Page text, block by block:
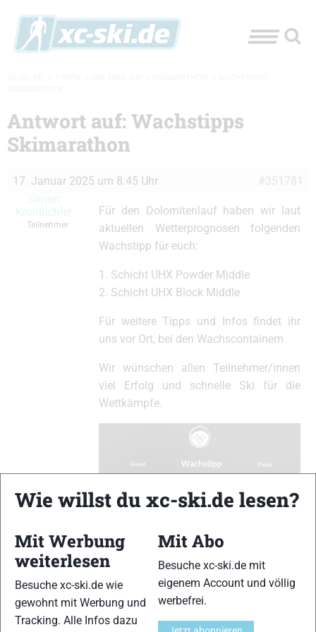
Antwort auf: Wachstipps
Skimarathon
17. Januar 2025 um 8:45 Uhr
#351781
Simon
Kronbichler
Teilnehmer
Für den Dolomitenlauf haben wir laut
aktuellen Wetterprognosen folgenden
Wachstipp für euch:
1. Schicht UHX Powder Middle
2. Schicht UHX Block Middle
Für weitere Tipps und Infos findet ihr
uns vor Ort, bei den Wachscontainern
Wir wünschen allen Teilnehmer/innen
viel Erfolg und schnelle Ski für die
Wettkämpfe.
Diese Antwort wurde vor 1 Jahr, 6 Monaten von
geändert.
Wie willst du xc-ski.de lesen?
Mit Werbung
weiterlesen
Besuche xc-ski.de wie
gewohnt mit Werbung und
Tracking. Alle Infos dazu
Mit Abo
Besuche xc-ski.de mit
eigenem Account und völlig
werbefrei.